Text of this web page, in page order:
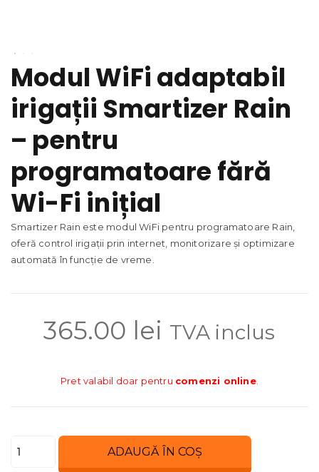
Modul WiFi adaptabil
irigații Smartizer Rain
– pentru
programatoare fără
Wi-Fi inițial
Smartizer Rain este modul WiFi pentru programatoare Rain,
oferă control irigații prin internet, monitorizare și optimizare
automată în funcție de vreme.
365.00 lei TVA inclus
Pret valabil doar pentru comenzi online.
Cantitate
ADAUGĂ ÎN COȘ